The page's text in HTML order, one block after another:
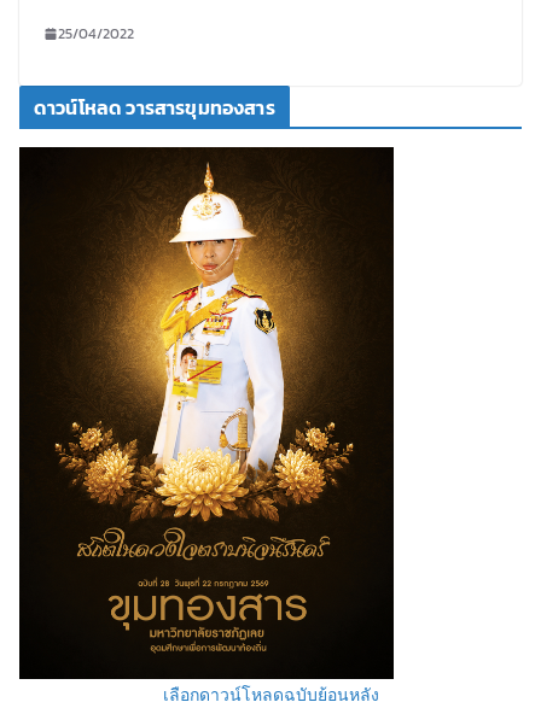
25/04/2022
ดาวน์โหลด วารสารขุมทองสาร
เลือกดาวน์โหลดฉบับย้อนหลัง